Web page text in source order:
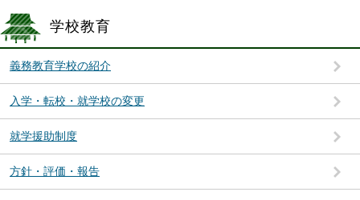
学校教育
義務教育学校の紹介
入学・転校・就学校の変更
就学援助制度
方針・評価・報告